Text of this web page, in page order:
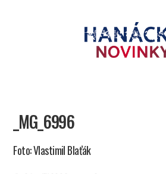
_MG_6996
Foto: Vlastimil Blaťák